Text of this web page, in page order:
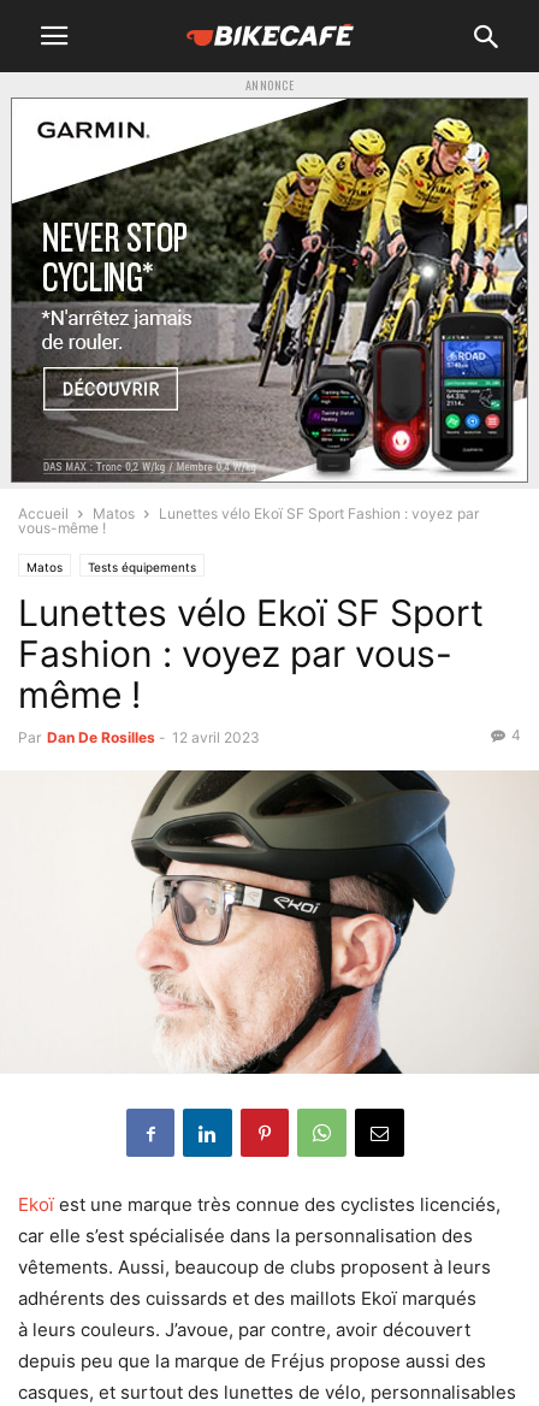
ANNONCE
Accueil Matos
Lunettes vélo Ekoï SF Sport Fashion : voyez par
vous-même !
Matos Tests équipements
Lunettes vélo Ekoï SF Sport
Fashion : voyez par vous-
même !
Par Dan De Rosilles - 12 avril 2023 4
Ekoï est une marque très connue des cyclistes licenciés,
car elle s’est spécialisée dans la personnalisation des
vêtements. Aussi, beaucoup de clubs proposent à leurs
adhérents des cuissards et des maillots Ekoï marqués
à leurs couleurs. J’avoue, par contre, avoir découvert
depuis peu que la marque de Fréjus propose aussi des
casques, et surtout des lunettes de vélo, personnalisables